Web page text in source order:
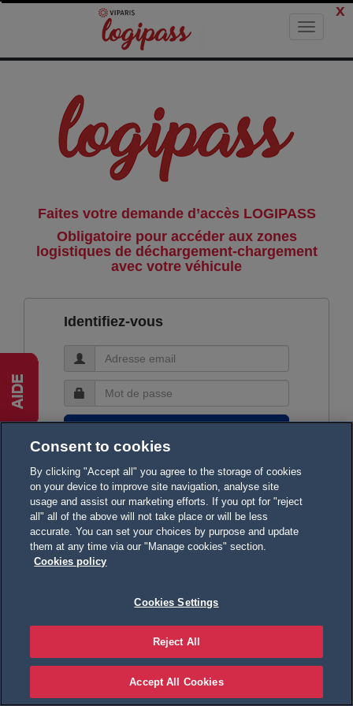
x
Faites votre demande d’accès LOGIPASS
Obligatoire pour accéder aux zones
logistiques de déchargement-chargement
avec votre véhicule
Identifiez-vous
Mot de passe oublié ?
Pas encore de compte
Créer votre compte
Sans LOGIPASS, l’accès pourra vous être
© Tous droits réservés - Viparis 2026 |Mentions légales|Qui
Politique et conditions et règlements intérieurs
Consent to cookies
By clicking "Accept all" you agree to the storage of cookies
on your device to improve site navigation, analyse site
usage and assist our marketing efforts. If you opt for "reject
all" all of the above will not take place or will be less
accurate. You can set your choices by purpose and update
them at any time via our "Manage cookies" section.
Cookies policy
Cookies Settings
Reject All
Accept All Cookies